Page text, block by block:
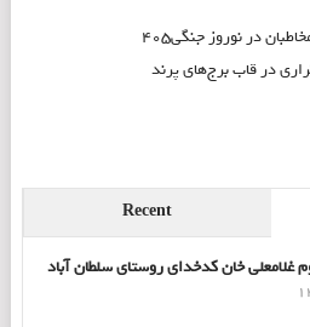
در نوروز جنگی۴۰۵
در قاب برج‌های پرند
Recent
غلامعلی خان کدخدای روستای سلطان آباد